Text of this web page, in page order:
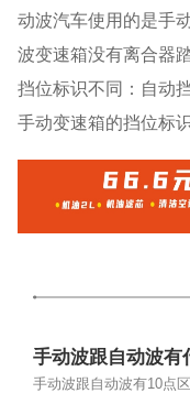
动波汽车使用的是手
波变速箱没有离合器
挡位标识不同：自动
手动变速箱的挡位标
手动波跟自动波有
手动波跟自动波有10点